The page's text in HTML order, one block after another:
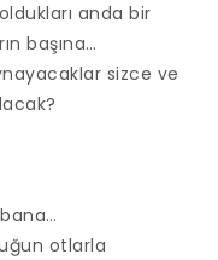
anda bir
başına…
sizce ve
otlarla